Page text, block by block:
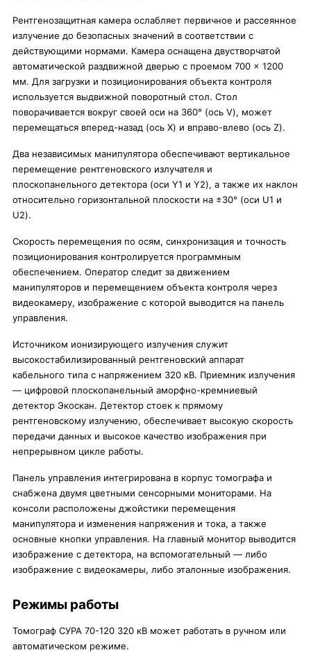
Рентгенозащитная камера ослабляет первичное и рассеянное
излучение до безопасных значений в соответствии с
действующими нормами. Камера оснащена двустворчатой
автоматической раздвижной дверью с проемом 700 × 1200
мм. Для загрузки и позиционирования объекта контроля
используется выдвижной поворотный стол. Стол
поворачивается вокруг своей оси на 360° (ось V), может
перемещаться вперед-назад (ось X) и вправо-влево (ось Z).
Два независимых манипулятора обеспечивают вертикальное
перемещение рентгеновского излучателя и
плоскопанельного детектора (оси Y1 и Y2), а также их наклон
относительно горизонтальной плоскости на ±30° (оси U1 и
U2).
Скорость перемещения по осям, синхронизация и точность
позиционирования контролируется программным
обеспечением. Оператор следит за движением
манипуляторов и перемещением объекта контроля через
видеокамеру, изображение с которой выводится на панель
управления.
Источником ионизирующего излучения служит
высокостабилизированный рентгеновский аппарат
кабельного типа с напряжением 320 кВ. Приемник излучения
— цифровой плоскопанельный аморфно-кремниевый
детектор Экоскан. Детектор стоек к прямому
рентгеновскому излучению, обеспечивает высокую скорость
передачи данных и высокое качество изображения при
непрерывном цикле работы.
Панель управления интегрирована в корпус томографа и
снабжена двумя цветными сенсорными мониторами. На
консоли расположены джойстики перемещения
манипулятора и изменения напряжения и тока, а также
основные кнопки управления. На главный монитор выводится
изображение с детектора, на вспомогательный — либо
изображение с видеокамеры, либо эталонные изображения.
Режимы работы
Томограф СУРА 70-120 320 кВ может работать в ручном или
автоматическом режиме.